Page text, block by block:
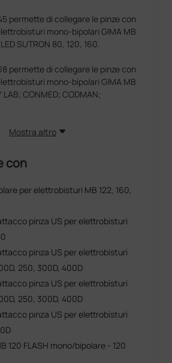
permette di collegare le pinze con
mono-bipolari GIMA MB
SUTRON 80, 120, 160.
permette di collegare le pinze con
mono-bipolari GIMA MB
LAB; CONMED; CODMAN;
Mostra altro
con
per elettrobisturi MB 122, 160,
pinza US per elettrobisturi
pinza US per elettrobisturi
250, 300D, 400D
pinza US per elettrobisturi
250, 300D, 400D
pinza US per elettrobisturi
120 FLASH mono/bipolare - 120